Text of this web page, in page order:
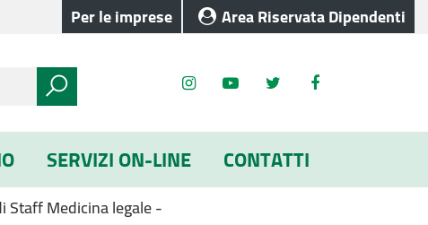
Per le imprese Area Riservata Dipendenti
SERVIZI ON-LINE CONTATTI
Staff Medicina legale -